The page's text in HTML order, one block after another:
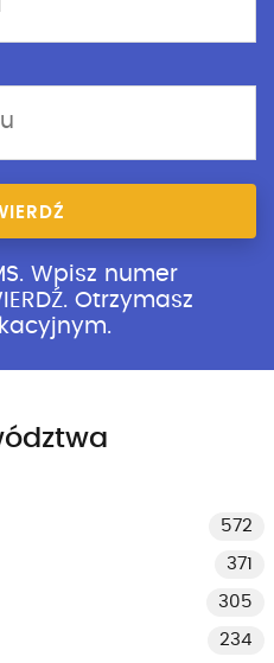
Wpisz numer
Otrzymasz
572
371
305
234